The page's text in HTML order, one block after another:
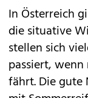
In Österreich
diesituative
stellen sich
passiert,
fährt. Die gute